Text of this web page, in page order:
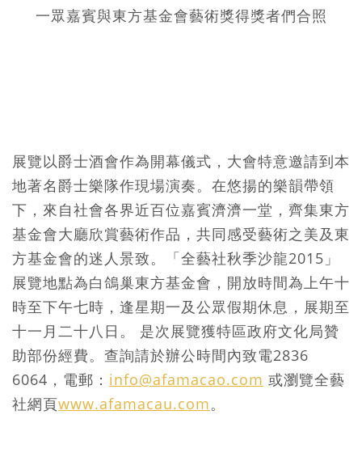
一眾嘉賓與東方基金會藝術獎得獎者們合照
展覽以爵士酒會作為開幕儀式，大會特意邀請到本
地著名爵士樂隊作現場演奏。在悠揚的樂韻帶領
下，來自社會各界近百位嘉賓濟濟一堂，齊集東方
基金會大廳欣賞藝術作品，共同感受藝術之美及東
方基金會的迷人景致。「全藝社秋季沙龍2015」
展覽地點為白鴿巢東方基金會，開放時間為上午十
時至下午七時，逢星期一及公眾假期休息，展期至
十一月二十八日。 是次展覽獲特區政府文化局贊
助部份經費。查詢請於辦公時間內致電2836
6064，電郵： info@afamacao.com 或瀏覽全藝
社網頁www.afamacau.com。